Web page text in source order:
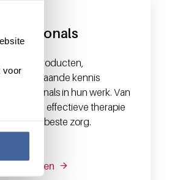
voor
bloedproducten,
en diepgaande kennis
in hun werk. Van
tot een effectieve therapie
aan de beste zorg.
en diensten